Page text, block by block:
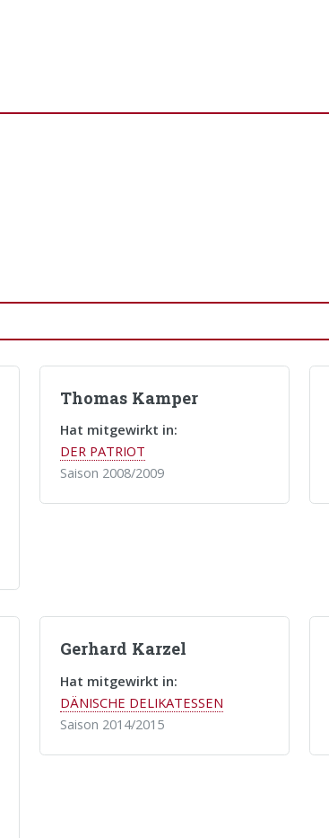
Thomas Kamper
Hat mitgewirkt in:
DER PATRIOT
Saison 2008/2009
Gerhard Karzel
Hat mitgewirkt in:
DÄNISCHE DELIKATESSEN
Saison 2014/2015